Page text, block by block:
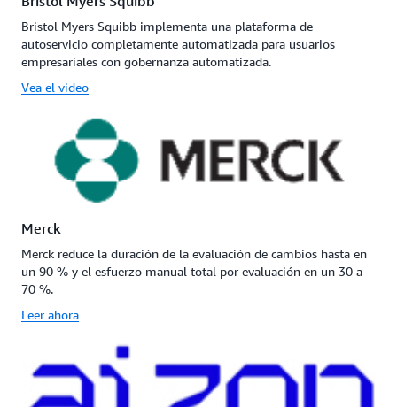
Bristol Myers Squibb implementa una plataforma de
autoservicio completamente automatizada para usuarios
empresariales con gobernanza automatizada.
Vea el video
Merck
Merck reduce la duración de la evaluación de cambios hasta en
un 90 % y el esfuerzo manual total por evaluación en un 30 a
70 %.
Leer ahora